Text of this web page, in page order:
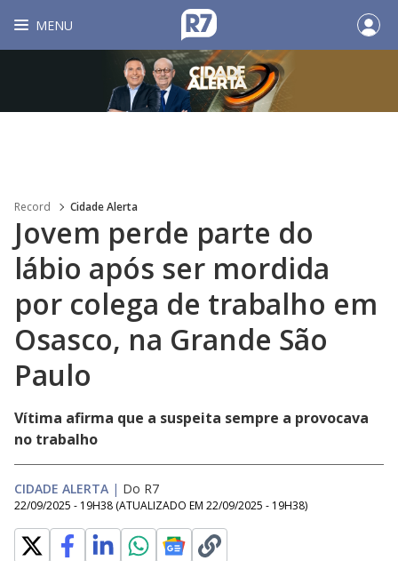
MENU
Record Cidade Alerta
Jovem perde parte do
lábio após ser mordida
por colega de trabalho em
Osasco, na Grande São
Paulo
Vítima afirma que a suspeita sempre a provocava
no trabalho
CIDADE ALERTA | Do R7
22/09/2025 - 19H38 (ATUALIZADO EM 22/09/2025 - 19H38)